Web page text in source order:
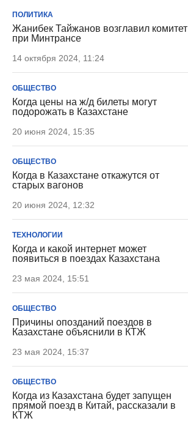
ПОЛИТИКА
Жанибек Тайжанов возглавил комитет
при Минтрансе
14 октября 2024, 11:24
ОБЩЕСТВО
Когда цены на ж/д билеты могут
подорожать в Казахстане
20 июня 2024, 15:35
ОБЩЕСТВО
Когда в Казахстане откажутся от
старых вагонов
20 июня 2024, 12:32
ТЕХНОЛОГИИ
Когда и какой интернет может
появиться в поездах Казахстана
23 мая 2024, 15:51
ОБЩЕСТВО
Причины опозданий поездов в
Казахстане объяснили в КТЖ
23 мая 2024, 15:37
ОБЩЕСТВО
Когда из Казахстана будет запущен
прямой поезд в Китай, рассказали в
КТЖ